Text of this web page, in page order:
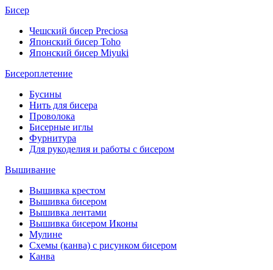
Бисер
Чешский бисер Preciosa
Японский бисер Toho
Японский бисер Miyuki
Бисероплетение
Бусины
Нить для бисера
Проволока
Бисерные иглы
Фурнитура
Для рукоделия и работы с бисером
Вышивание
Вышивка крестом
Вышивка бисером
Вышивка лентами
Вышивка бисером Иконы
Мулине
Схемы (канва) с рисунком бисером
Канва